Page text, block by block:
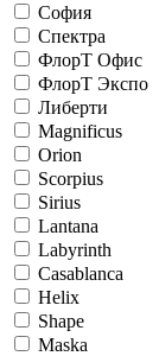
София
Спектра
ФлорТ Офис
ФлорТ Экспо
Либерти
Magnificus
Orion
Scorpius
Sirius
Lantana
Labyrinth
Casablanca
Helix
Shape
Maska